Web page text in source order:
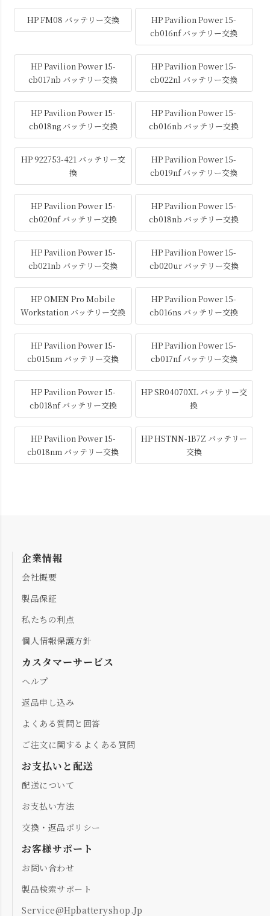
HP FM08 バッテリー交換
HP Pavilion Power 15-
cb016nf バッテリー交換
HP Pavilion Power 15-
cb017nb バッテリー交換
HP Pavilion Power 15-
cb022nl バッテリー交換
HP Pavilion Power 15-
cb018ng バッテリー交換
HP Pavilion Power 15-
cb016nb バッテリー交換
HP 922753-421 バッテリー交
換
HP Pavilion Power 15-
cb019nf バッテリー交換
HP Pavilion Power 15-
cb020nf バッテリー交換
HP Pavilion Power 15-
cb018nb バッテリー交換
HP Pavilion Power 15-
cb021nb バッテリー交換
HP Pavilion Power 15-
cb020ur バッテリー交換
HP OMEN Pro Mobile
Workstation バッテリー交換
HP Pavilion Power 15-
cb016ns バッテリー交換
HP Pavilion Power 15-
cb015nm バッテリー交換
HP Pavilion Power 15-
cb017nf バッテリー交換
HP Pavilion Power 15-
cb018nf バッテリー交換
HP SR04070XL バッテリー交
換
HP Pavilion Power 15-
cb018nm バッテリー交換
HP HSTNN-1B7Z バッテリー
交換
企業情報
会社概要
製品保証
私たちの利点
個人情報保護方針
カスタマーサービス
ヘルプ
返品申し込み
よくある質問と回答
ご注文に関するよくある質問
お支払いと配送
配送について
お支払い方法
交換・返品ポリシー
お客様サポート
お問い合わせ
製品検索サポート
Service@hpbatteryshop.jp